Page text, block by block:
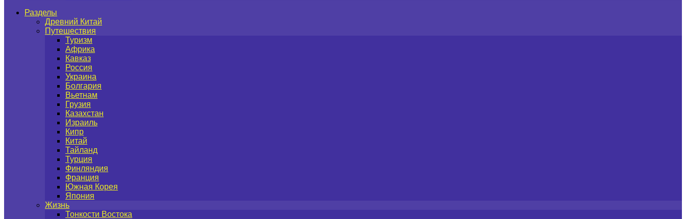
Разделы
Древний Китай
Путешествия
Туризм
Африка
Кавказ
Россия
Украина
Болгария
Вьетнам
Грузия
Казахстан
Израиль
Кипр
Китай
Тайланд
Турция
Финляндия
Франция
Южная Корея
Япония
Жизнь
Тонкости Востока